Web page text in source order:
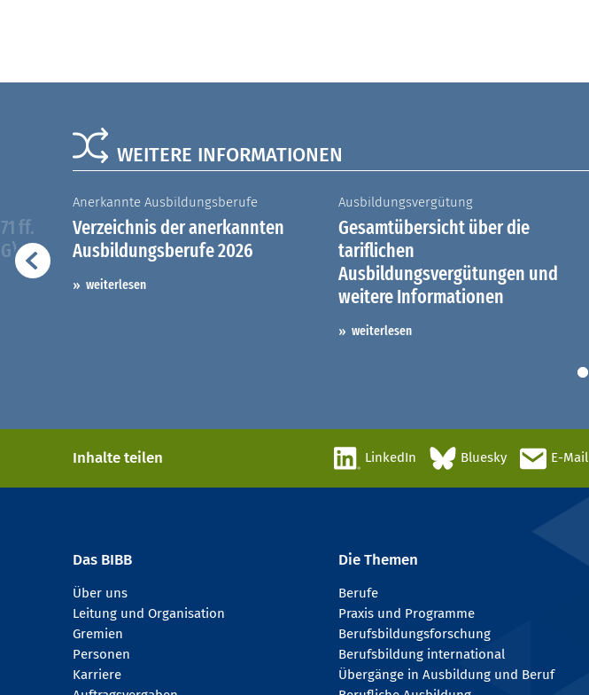
WEITERE INFORMATIONEN
ff.
Anerkannte Ausbildungsberufe
Verzeichnis der anerkannten
Ausbildungsberufe 2026
weiterlesen
Ausbildungsvergütung
Gesamtübersicht über die
tariflichen
Ausbildungsvergütungen und
weitere Informationen
weiterlesen
Inhalte teilen LinkedIn Bluesky E-Mail
Das BIBB
Über uns
Leitung und Organisation
Gremien
Personen
Karriere
Die Themen
Berufe
Praxis und Programme
Berufsbildungsforschung
Berufsbildung international
Übergänge in Ausbildung und Beruf